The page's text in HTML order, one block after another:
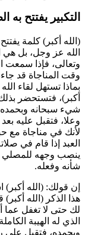
التكبير يفتتح به
(الله أكبر) كلمة
الله عز وجل، بل هي
وتعالى، فإذا سمعت
وقت المناجاة قد
بماذا تستهل لقاء
أكبر)، فتستحضر
شيء سبحانه
وعلا، فتقبل عليه
لأنك في مناجاة مع
العبد إذا قام في
ينصب وجهه للمصلي
شأنه وفعله.
إن قولك: (الله
هذا الذكر (الله
لك حتى لا تغفل عما
الذي له الهيبة
وبحمده، فتقبل على